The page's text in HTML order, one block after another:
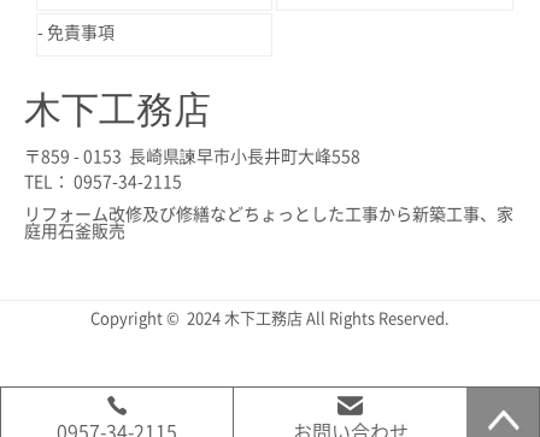
免責事項
木下工務店
〒859 - 0153 長崎県諫早市小長井町大峰558
TEL： 0957-34-2115
リフォーム改修及び修繕などちょっとした工事から新築工事、家
庭用石釜販売
Copyright © 2024 木下工務店 All Rights Reserved.
0957-34-2115 お問い合わせ